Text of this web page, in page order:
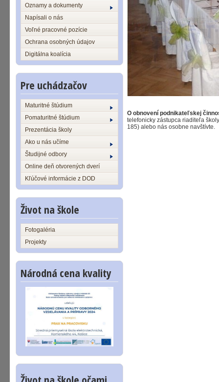
Oznamy a dokumenty
Napísali o nás
Voľné pracovné pozície
Ochrana osobných údajov
Digitálna koalícia
Pre uchádzačov
Maturitné štúdium
Pomaturitné štúdium
Prezentácia školy
Ako u nás učíme
Študijné odbory
Online deň otvorených dverí
Kľúčové informácie z DOD
Život na škole
Fotogaléria
Projekty
Národná cena kvality
O obnovení podnikateľskej
telefonicky zástupca riaditeľa
185) alebo nás osobne navštívte.